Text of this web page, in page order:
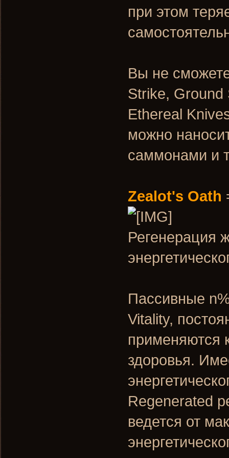
при этом
Вы не
Strike, Ground
Ethereal
можно
саммонами и
Zealot's Oath
Регенерация
Пассивные
Vitality,
применяются
здоровья.
Regenerated
ведется от